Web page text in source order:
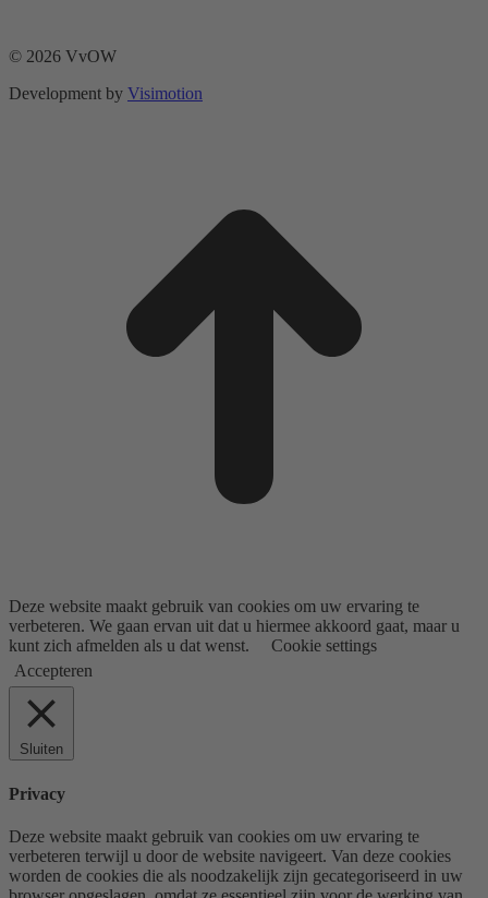
© 2026 VvOW
Development by Visimotion
Deze website maakt gebruik van cookies om uw ervaring te
verbeteren. We gaan ervan uit dat u hiermee akkoord gaat, maar u
kunt zich afmelden als u dat wenst.
Cookie settings
Accepteren
Sluiten
Privacy
Deze website maakt gebruik van cookies om uw ervaring te
verbeteren terwijl u door de website navigeert. Van deze cookies
worden de cookies die als noodzakelijk zijn gecategoriseerd in uw